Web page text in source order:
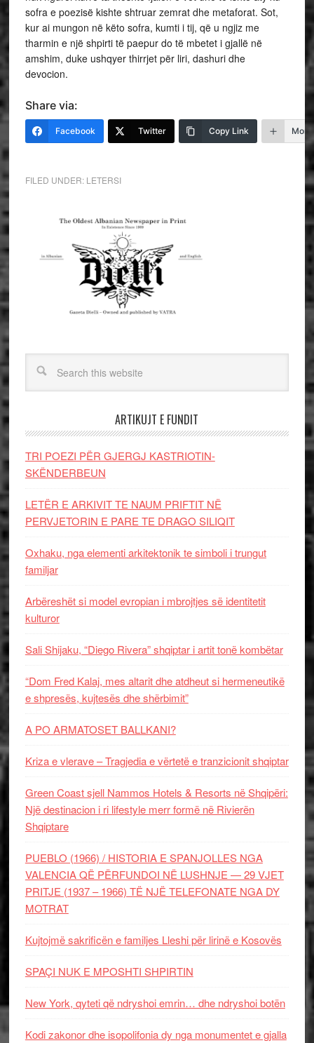
sofra e poezisë kishte shtruar zemrat dhe metaforat. Sot,
kur ai mungon në këto sofra, kumti i tij, që u ngjiz me
tharmin e një shpirti të paepur do të mbetet i gjallë në
amshim, duke ushqyer thirrjet për liri, dashuri dhe
devocion.
Share via:
Facebook Twitter Copy Link More
FILED UNDER: LETERSI
ARTIKUJT E FUNDIT
TRI POEZI PËR GJERGJ KASTRIOTIN-
SKËNDERBEUN
LETËR E ARKIVIT TE NAUM PRIFTIT NË
PERVJETORIN E PARE TE DRAGO SILIQIT
Oxhaku, nga elementi arkitektonik te simboli i trungut
familjar
Arbëreshët si model evropian i mbrojtjes së identitetit
kulturor
Sali Shijaku, “Diego Rivera” shqiptar i artit tonë kombëtar
“Dom Fred Kalaj, mes altarit dhe atdheut si hermeneutikë
e shpresës, kujtesës dhe shërbimit”
A PO ARMATOSET BALLKANI?
Kriza e vlerave – Tragjedia e vërtetë e tranzicionit shqiptar
Green Coast sjell Nammos Hotels & Resorts në Shqipëri:
Një destinacion i ri lifestyle merr formë në Rivierën
Shqiptare
PUEBLO (1966) / HISTORIA E SPANJOLLES NGA
VALENCIA QË PËRFUNDOI NË LUSHNJE — 29 VJET
PRITJE (1937 – 1966) TË NJË TELEFONATE NGA DY
MOTRAT
Kujtojmë sakrificën e familjes Lleshi për lirinë e Kosovës
SPAÇI NUK E MPOSHTI SHPIRTIN
New York, qyteti që ndryshoi emrin… dhe ndryshoi botën
Kodi zakonor dhe isopolifonia dy nga monumentet e gjalla